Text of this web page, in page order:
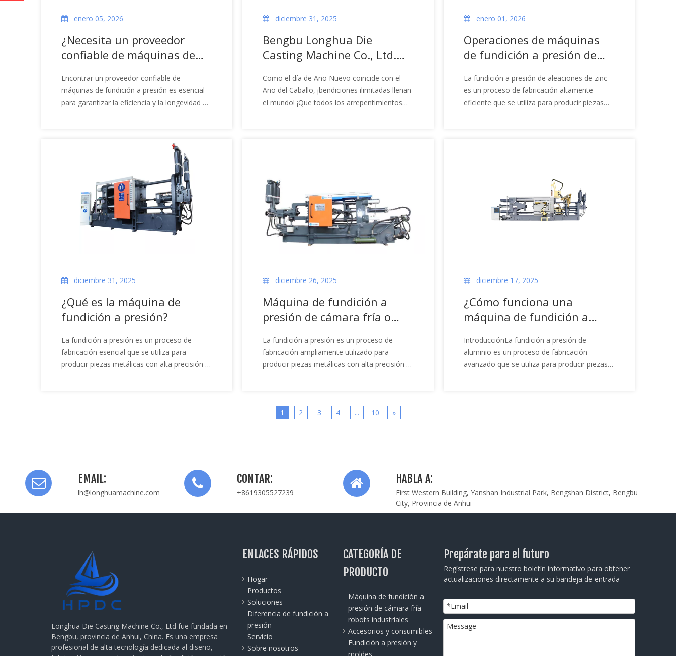
enero 05, 2026
¿Necesita un proveedor
confiable de máquinas de
Encontrar un proveedor confiable de
máquinas de fundición a presión es esencial
para garantizar la eficiencia y la longevidad de
satisface mejor sus necesidades. Esta guía
explorará qué buscar en una Mac de fundición
diciembre 31, 2025
Bengbu Longhua Die
Casting Machine Co., Ltd.
Año Nuevo a todos los
colegas y clientes,
Como el día de Año Nuevo coincide con el
Año del Caballo, ¡bendiciones ilimitadas llenan
el mundo! ¡Que todos los arrepentimientos
enero 01, 2026
Operaciones de máquinas
de fundición a presión de
La fundición a presión de aleaciones de zinc
es un proceso de fabricación altamente
eficiente que se utiliza para producir piezas
diciembre 31, 2025
¿Qué es la máquina de
fundición a presión?
La fundición a presión es un proceso de
fabricación esencial que se utiliza para
producir piezas metálicas con alta precisión y
diciembre 26, 2025
Máquina de fundición a
presión de cámara fría o
La fundición a presión es un proceso de
fabricación ampliamente utilizado para
producir piezas metálicas con alta precisión y
Entre las múltiples tecnologías de fundición a
diciembre 17, 2025
¿Cómo funciona una
máquina de fundición a
IntroducciónLa fundición a presión de
aluminio es un proceso de fabricación
avanzado que se utiliza para producir piezas
1 2 3 4 ... 10 »
EMAIL:
lh@longhuamachine.com
CONTAR:
+8619305527239
HABLA A:
First Western Building, Yanshan Industrial Park, Bengshan District, Bengbu
City, Provincia de Anhui
Longhua Die Casting Machine Co., Ltd fue fundada en
Bengbu, provincia de Anhui, China. Es una empresa
profesional de alta tecnología dedicada al diseño,
ENLACES RÁPIDOS
Hogar
Productos
Soluciones
Diferencia de fundición a
presión
Servicio
Sobre nosotros
CATEGORÍA DE
PRODUCTO
Máquina de fundición a
presión de cámara fría
robots industriales
Accesorios y consumibles
Fundición a presión y
Prepárate para el futuro
Regístrese para nuestro boletín informativo para obtener
actualizaciones directamente a su bandeja de entrada